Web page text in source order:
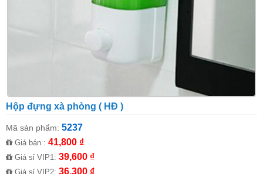
Hộp đựng xà phòng ( HĐ )
Mã sản phẩm: 5237
Giá bán : 41,800 ₫
Giá sỉ VIP1: 39,600 ₫
Giá sỉ VIP2: 36,300 ₫